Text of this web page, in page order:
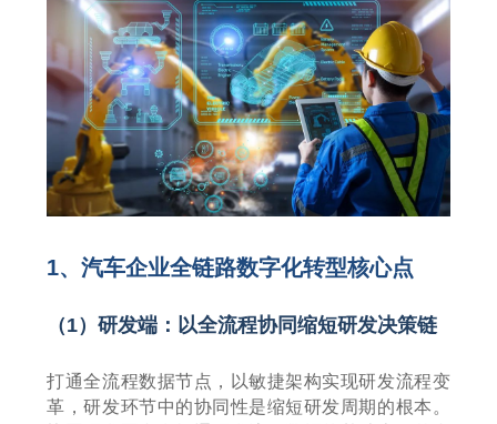
1、汽车企业全链路数字化转型核心点
（1）研发端：以全流程协同缩短研发决策链
打通全流程数据节点，以敏捷架构实现研发流程变
革，研发环节中的协同性是缩短研发周期的根本。